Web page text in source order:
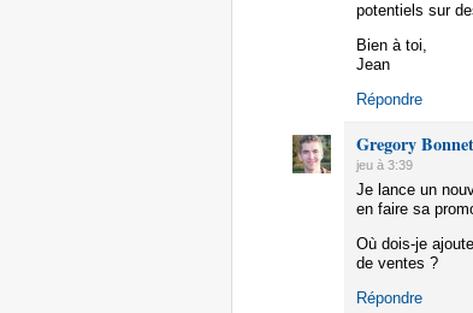
potentiels sur
Bien à toi,
Jean
Répondre
Gregory Bonnet
jeu à 3:39
Je lance un
en faire sa
Où dois-je
de ventes ?
Répondre